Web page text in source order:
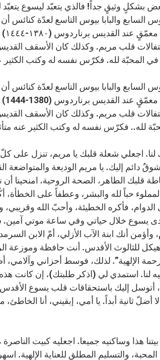
بشكلٍ وثيقٍ جداً! فالذي يتعبّد ليسوع
والبابا بيوس التاسع لعدّة كنائس
قلب مريم. وكذلك كان الأسقف
في المحبّة لله. فكرّس نفسه له وكتب الكثير
والبابا بيوس التاسع لعدّة كنائس
اجعلي شعلة قلبك يا مريم، تنزل على
دائم إليك. يا مريم الوديعة والمتواضعة
قلبك الطاهر، الصحة الروحية. امنحينا أن
حباً لله والبشر، وعطفاً على
فأكره الخطيئة، وأحبّ الله وقريبي،
يسوع خلال حياتي وفي ساعة موتي آمين.
وأؤمن أنك ابنة الآب الأزلي، أمّ الابن
للثالوث الأقدس. أنت حافظة وموزعة
الإلهية”. لذلك، فوسط أحزاني وآلامي،
لنا. استمدي لي (اذكر طلبتك)، إن كانت
إليك باستحقاقات قلب يسوع الأقدس
ثانية أبداً. يا أمي، إبقيني، أنا
بيتنا هذا وساكنيه جميعا. اجعليه كبيت
والتسليم المطلق للعناية الإلهية.